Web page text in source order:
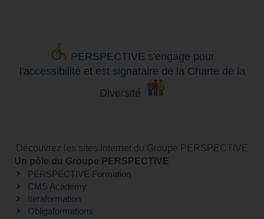
PERSPECTIVE s'engage pour
l'accessibilité et est signataire de la Charte de la
Diversité
Découvrez les sites Internet du Groupe PERSPECTIVE
Un pôle du Groupe PERSPECTIVE
PERSPECTIVE Formation
CMS Academy
Iteraformation
Obligaformations